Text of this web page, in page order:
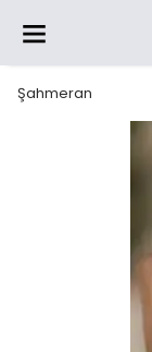
Şahmeran